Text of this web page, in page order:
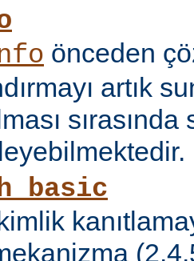
önceden
artık
sırasında